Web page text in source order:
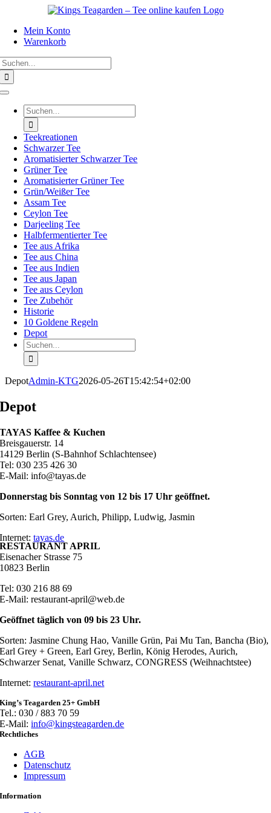
springenMein Konto
Warenkorb
Toggle
Navigation
Suche
nach:
Teekreationen
Schwarzer Tee
Aromatisierter Schwarzer Tee
Grüner Tee
Aromatisierter Grüner Tee
Grün/Weißer Tee
Assam Tee
Ceylon Tee
Darjeeling Tee
Halbfermentierter Tee
Tee aus Afrika
Tee aus China
Tee aus Indien
Tee aus Japan
Tee aus Ceylon
Tee Zubehör
Historie
10 Goldene Regeln
Depot
Suche
nach:
DepotAdmin-KTG2026-05-26T15:42:54+02:00
Depot
TAYAS Kaffee & Kuchen
Breisgauerstr. 14
14129 Berlin (S-Bahnhof Schlachtensee)
Tel: 030 235 426 30
E-Mail: info@tayas.de
Donnerstag bis Sonntag von 12 bis 17 Uhr geöffnet.
Sorten: Earl Grey, Aurich, Philipp, Ludwig, Jasmin
Internet:tayas.de
RESTAURANT APRIL
Eisenacher Strasse 75
10823 Berlin
Tel: 030 216 88 69
E-Mail: restaurant-april@web.de
Geöffnet täglich von 09 bis 23 Uhr.
Sorten: Jasmine Chung Hao, Vanille Grün, Pai Mu Tan, Bancha (Bio),
Earl Grey + Green, Earl Grey, Berlin, König Herodes, Aurich,
Schwarzer Senat, Vanille Schwarz, CONGRESS (Weihnachtstee)
Internet:restaurant-april.net
King’s Teagarden 25+ GmbH
Tel.: 030 / 883 70 59
E-Mail:info@kingsteagarden.de
Rechtliches
AGB
Datenschutz
Impressum
Information